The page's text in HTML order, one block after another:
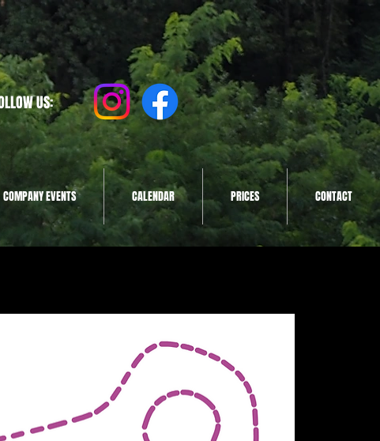
US:
COMPANY EVENTS CALENDAR PRICES CONTACT